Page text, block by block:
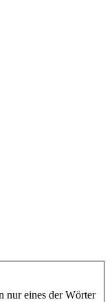
nur eines der Wörter